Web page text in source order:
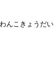
んこきょうだい